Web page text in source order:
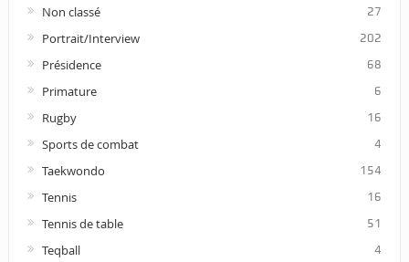
Non classé 27
Portrait/Interview 202
Présidence 68
Primature 6
Rugby 16
Sports de combat 4
Taekwondo 154
Tennis 16
Tennis de table 51
Teqball 4